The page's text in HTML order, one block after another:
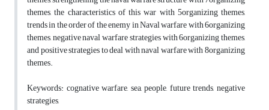
themes, the characteristics of this war with 5organizing themes,
trends in the order of the enemy in Naval warfare with 6organizing
themes, negative naval warfare strategies with 6organizing themes,
and positive strategies to deal with naval warfare with 8organizing
themes.
Keywords: cognative warfare, sea, people, future trends, negative
strategies,